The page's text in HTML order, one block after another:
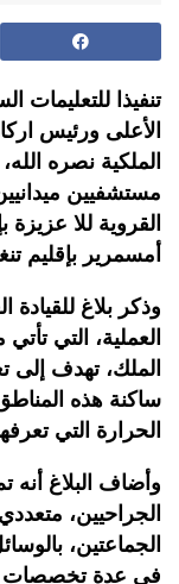
تنفيذا للتعليمات
الأعلى ورئيس
الملكية نصره
مستشفيين
القروية للا
أمسمرير بإقليم
وذكر بلاغ للقيادة
العملية، التي
الملك، تهدف إلى
ساكنة هذه
الحرارة التي
وأضاف البلاغ أنه
الجراحيين،
الجماعتين،
في عدة تخصصات